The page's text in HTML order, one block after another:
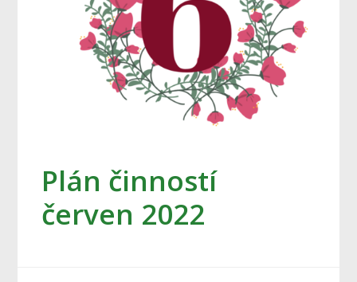
Plán činností
červen 2022